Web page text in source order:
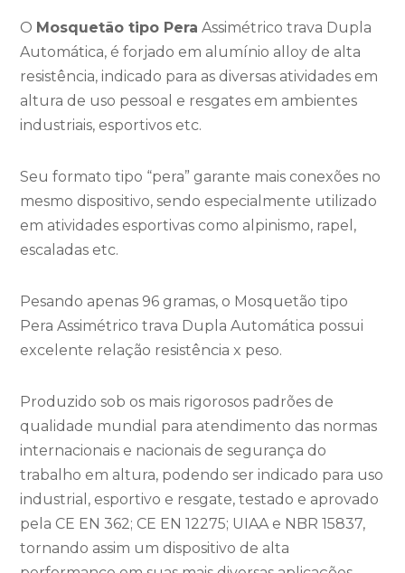
O Mosquetão tipo Pera Assimétrico trava Dupla
Automática, é forjado em alumínio alloy de alta
resistência, indicado para as diversas atividades em
altura de uso pessoal e resgates em ambientes
industriais, esportivos etc.
Seu formato tipo “pera” garante mais conexões no
mesmo dispositivo, sendo especialmente utilizado
em atividades esportivas como alpinismo, rapel,
escaladas etc.
Pesando apenas 96 gramas, o Mosquetão tipo
Pera Assimétrico trava Dupla Automática possui
excelente relação resistência x peso.
Produzido sob os mais rigorosos padrões de
qualidade mundial para atendimento das normas
internacionais e nacionais de segurança do
trabalho em altura, podendo ser indicado para uso
industrial, esportivo e resgate, testado e aprovado
pela CE EN 362; CE EN 12275; UIAA e NBR 15837,
tornando assim um dispositivo de alta